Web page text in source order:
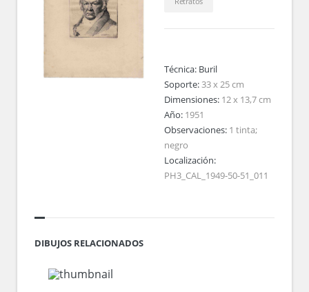
Técnica: Buril
Soporte:33 x 25 cm
Dimensiones: 12 x 13,7 cm
Año: 1951
Observaciones: 1 tinta;
negro
Localización:
PH3_CAL_1949-50-51_011
DIBUJOS RELACIONADOS